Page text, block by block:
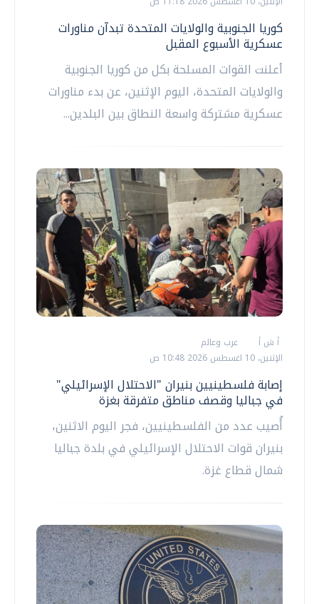
كوريا الجنوبية والولايات المتحدة تبدآن مناورات
عسكرية الأسبوع المقبل
أعلنت القوات المسلحة بكل من كوريا الجنوبية
والولايات المتحدة، اليوم الإثنين، عن بدء مناورات
عسكرية مشتركة واسعة النطاق بين البلدين...
أ ش أ
عرب وعالم
الإثنين، 10 اغسطس 2026 10:48 ص
إصابة فلسطينيين بنيران "الاحتلال الإسرائيلي"
في جباليا وقصف مناطق متفرقة بغزة
أُصيب عدد من الفلسطينيين، فجر اليوم الاثنين،
بنيران قوات الاحتلال الإسرائيلي في بلدة جباليا
شمال قطاع غزة.